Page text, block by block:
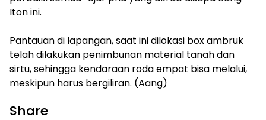
Iton ini.
Pantauan di lapangan, saat ini dilokasi box ambruk
telah dilakukan penimbunan material tanah dan
sirtu, sehingga kendaraan roda empat bisa melalui,
meskipun harus bergiliran. (Aang)
Share